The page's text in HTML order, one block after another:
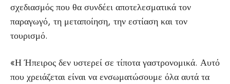
σχεδιασμός που θα συνδέει αποτελεσματικά τον
παραγωγό, τη μεταποίηση, την εστίαση και τον
τουρισμό.
«Η Ήπειρος δεν υστερεί σε τίποτα γαστρονομικά. Αυτό
που χρειάζεται είναι να ενσωματώσουμε όλα αυτά τα